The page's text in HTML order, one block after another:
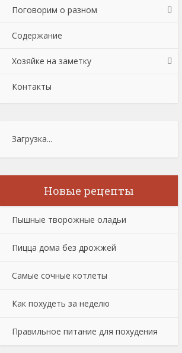
Поговорим о разном
Содержание
Хозяйке на заметку
Контакты
Загрузка...
Новые рецепты
Пышные творожные оладьи
Пицца дома без дрожжей
Самые сочные котлеты
Как похудеть за неделю
Правильное питание для похудения